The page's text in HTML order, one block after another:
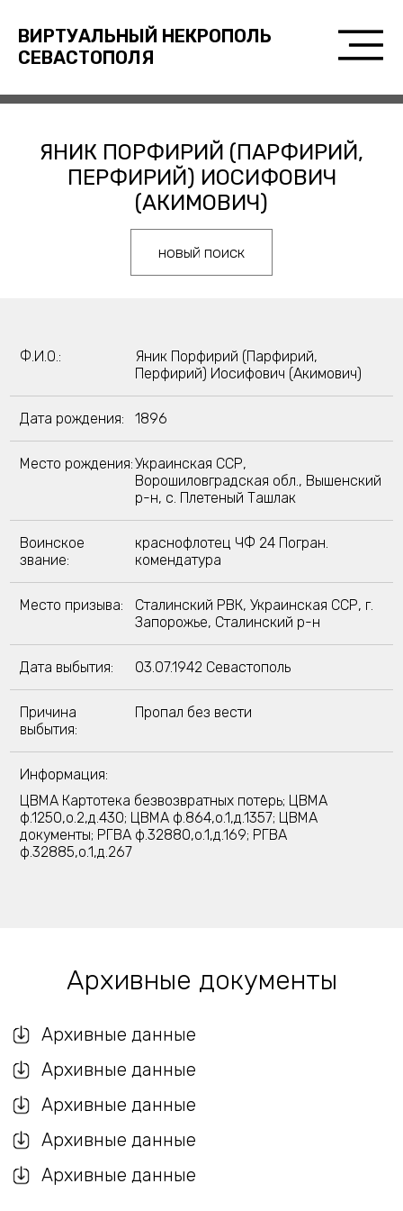
ВИРТУАЛЬНЫЙ НЕКРОПОЛЬ
СЕВАСТОПОЛЯ
ЯНИК ПОРФИРИЙ (ПАРФИРИЙ,
ПЕРФИРИЙ) ИОСИФОВИЧ
(АКИМОВИЧ)
новый поиск
Ф.И.О.:
Яник Порфирий (Парфирий,
Перфирий) Иосифович (Акимович)
Дата рождения: 1896
Место рождения:Украинская ССР,
Ворошиловградская обл., Вышенский
р-н, с. Плетеный Ташлак
Воинское
звание:
краснофлотец ЧФ 24 Погран.
комендатура
Место призыва:
Сталинский РВК, Украинская ССР, г.
Запорожье, Сталинский р-н
Дата выбытия: 03.07.1942 Севастополь
Причина
выбытия:
Пропал без вести
Информация:
ЦВМА Картотека безвозвратных потерь; ЦВМА
ф.1250,о.2,д.430; ЦВМА ф.864,о.1,д.1357; ЦВМА
документы; РГВА ф.32880,о.1,д.169; РГВА
ф.32885,о.1,д.267
Архивные документы
Архивные данные
Архивные данные
Архивные данные
Архивные данные
Архивные данные